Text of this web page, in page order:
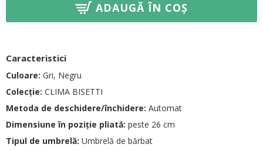
ADAUGĂ ÎN COȘ
Caracteristici
Culoare: Gri, Negru
Colecție: CLIMA BISETTI
Metoda de deschidere/închidere: Automat
Dimensiune în poziție pliată: peste 26 cm
Tipul de umbrelă: Umbrelă de bărbat